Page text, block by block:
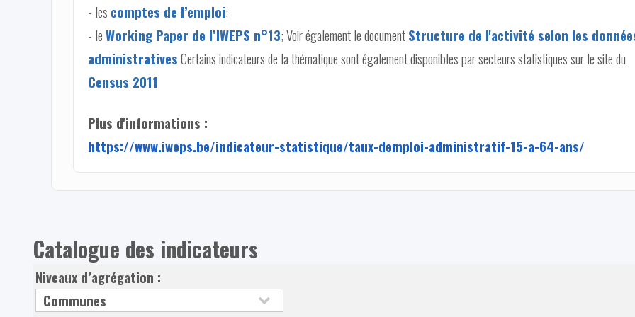
- les comptes de l’emploi;
- leWorking Paper de l’IWEPS n°13; Voir également le documentStructure de l'activité selon les
administrativesCertains indicateurs de la thématique sont également disponibles par secteurs statistiques sur le site du
Census 2011
Plus d'informations :
https://www.iweps.be/indicateur-statistique/taux-demploi-administratif-15-a-64-ans/
Catalogue des indicateurs
Niveaux d’agrégation :